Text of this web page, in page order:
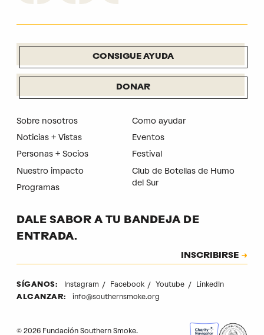
CONSIGUE AYUDA
DONAR
Sobre nosotros
Noticias + Vistas
Personas + Socios
Nuestro impacto
Programas
Como ayudar
Eventos
Festival
Club de Botellas de Humo
del Sur
DALE SABOR A TU BANDEJA DE
ENTRADA.
CAPTCHA
INSCRIBIRSE
SÍGANOS: Instagram Facebook Youtube LinkedIn
ALCANZAR: info@southernsmoke.org
© 2026 Fundación Southern Smoke.